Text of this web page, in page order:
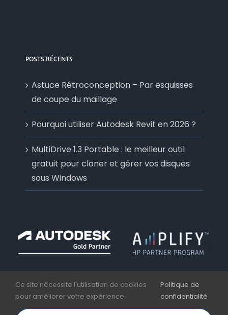
POSTS RÉCENTS
Astuce Rétroconception – Par esquisses
de coupe du maillage
Pourquoi utiliser Autodesk Revit en 2026 ?
MultiDrive 1.3 Portable : le meilleur outil
gratuit pour cloner et gérer vos disques
sous Windows
Ce site nécessite l'utilisation de cookies
pour améliorer votre expérience.
Politique de
confidentialité